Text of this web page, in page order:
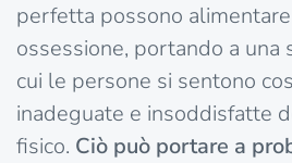
perfetta possono
ossessione, portando a una
cui le persone si sentono
inadeguate e insoddisfatte
fisico. Ciò può portare a